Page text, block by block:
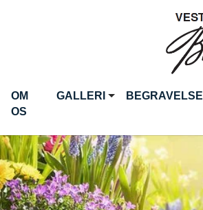
OM
OS
GALLERI BEGRAVELSE